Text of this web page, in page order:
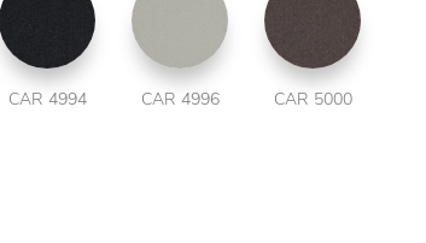
CAR 4994 CAR 4996 CAR 5000